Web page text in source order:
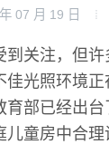
07 月 19 日
到关注，但
佳光照环境
育部已经出
儿童房中合理